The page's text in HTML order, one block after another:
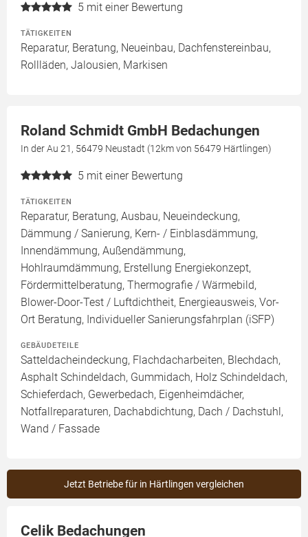
5 mit einer Bewertung
TÄTIGKEITEN
Reparatur, Beratung, Neueinbau, Dachfenstereinbau,
Rollläden, Jalousien, Markisen
Roland Schmidt GmbH Bedachungen
In der Au 21, 56479 Neustadt (12km von 56479 Härtlingen)
5 mit einer Bewertung
TÄTIGKEITEN
Reparatur, Beratung, Ausbau, Neueindeckung,
Dämmung / Sanierung, Kern- / Einblasdämmung,
Innendämmung, Außendämmung,
Hohlraumdämmung, Erstellung Energiekonzept,
Fördermittelberatung, Thermografie / Wärmebild,
Blower-Door-Test / Luftdichtheit, Energieausweis, Vor-
Ort Beratung, Individueller Sanierungsfahrplan (iSFP)
GEBÄUDETEILE
Satteldacheindeckung, Flachdacharbeiten, Blechdach,
Asphalt Schindeldach, Gummidach, Holz Schindeldach,
Schieferdach, Gewerbedach, Eigenheimdächer,
Notfallreparaturen, Dachabdichtung, Dach / Dachstuhl,
Wand / Fassade
Jetzt Betriebe für in Härtlingen vergleichen
Celik Bedachungen